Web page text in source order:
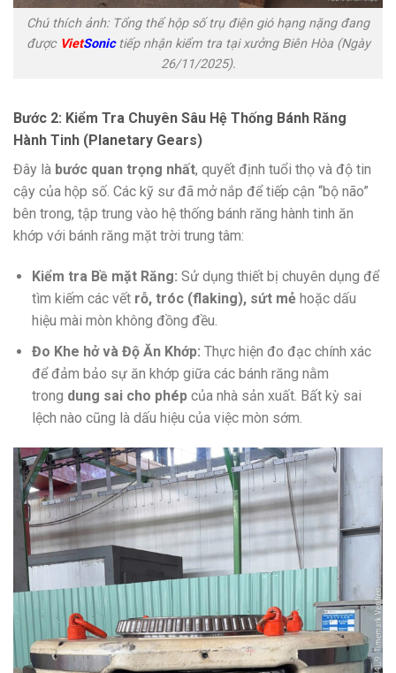
Chú thích ảnh: Tổng thể hộp số trụ điện gió hạng nặng đang
được VietSonic tiếp nhận kiểm tra tại xưởng Biên Hòa (Ngày
26/11/2025).
Bước 2: Kiểm Tra Chuyên Sâu Hệ Thống Bánh Răng
Hành Tinh (Planetary Gears)
Đây là bước quan trọng nhất, quyết định tuổi thọ và độ tin
cậy của hộp số. Các kỹ sư đã mở nắp để tiếp cận “bộ não”
bên trong, tập trung vào hệ thống bánh răng hành tinh ăn
khớp với bánh răng mặt trời trung tâm:
Kiểm tra Bề mặt Răng: Sử dụng thiết bị chuyên dụng để
tìm kiếm các vết rỗ, tróc (flaking), sứt mẻhoặc dấu
hiệu mài mòn không đồng đều.
Đo Khe hở và Độ Ăn Khớp: Thực hiện đo đạc chính xác
để đảm bảo sự ăn khớp giữa các bánh răng nằm
trong dung sai cho phépcủa nhà sản xuất. Bất kỳ sai
lệch nào cũng là dấu hiệu của việc mòn sớm.